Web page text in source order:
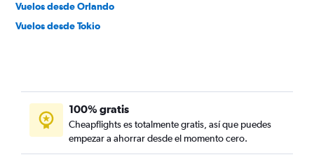
Vuelos desde Orlando
Vuelos desde Tokio
100% gratis
Cheapflights es totalmente gratis, así que puedes
empezar a ahorrar desde el momento cero.